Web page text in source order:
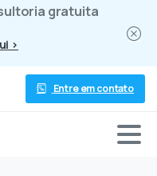
gratuita
>
Entre em contato